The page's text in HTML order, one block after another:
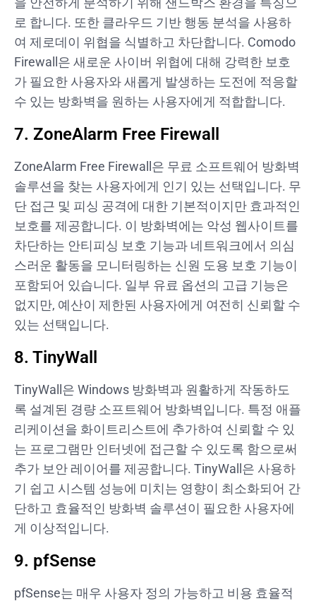
로 합니다. 또한 클라우드 기반 행동 분석을 사용하
여 제로데이 위협을 식별하고 차단합니다. Comodo
Firewall은 새로운 사이버 위협에 대해 강력한 보호
가 필요한 사용자와 새롭게 발생하는 도전에 적응할
수 있는 방화벽을 원하는 사용자에게 적합합니다.
7. ZoneAlarm Free Firewall
ZoneAlarm Free Firewall은 무료 소프트웨어 방화벽
솔루션을 찾는 사용자에게 인기 있는 선택입니다. 무
단 접근 및 피싱 공격에 대한 기본적이지만 효과적인
보호를 제공합니다. 이 방화벽에는 악성 웹사이트를
차단하는 안티피싱 보호 기능과 네트워크에서 의심
스러운 활동을 모니터링하는 신원 도용 보호 기능이
포함되어 있습니다. 일부 유료 옵션의 고급 기능은
없지만, 예산이 제한된 사용자에게 여전히 신뢰할 수
있는 선택입니다.
8. TinyWall
TinyWall은 Windows 방화벽과 원활하게 작동하도
록 설계된 경량 소프트웨어 방화벽입니다. 특정 애플
리케이션을 화이트리스트에 추가하여 신뢰할 수 있
는 프로그램만 인터넷에 접근할 수 있도록 함으로써
추가 보안 레이어를 제공합니다. TinyWall은 사용하
기 쉽고 시스템 성능에 미치는 영향이 최소화되어 간
단하고 효율적인 방화벽 솔루션이 필요한 사용자에
게 이상적입니다.
9. pfSense
pfSense는 매우 사용자 정의 가능하고 비용 효율적